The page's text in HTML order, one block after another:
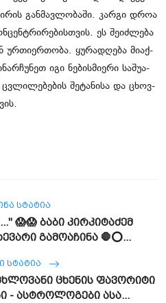
გან­მავ­ლო­ბა­ში. კარ­გი დროა
ეს შე­იძ­ლე­ბა
ურ­თი­ერ­თო­ბა. ყუ­რა­დღე­ბა მი­აქ­
იგი ნე­ბის­მი­ე­რი სა­შუ­ა­
შე­ტა­ნი­სა და ცხოვ­
ᲡᲢᲐᲢᲘᲐ
😱😱 ბაბი კირკიტაძემ
გამოაჩინა 🛑⭕...
ᲡᲢᲐᲢᲘᲐ
ცხენის ფავორიტი
- ასტროლოგები ასა...